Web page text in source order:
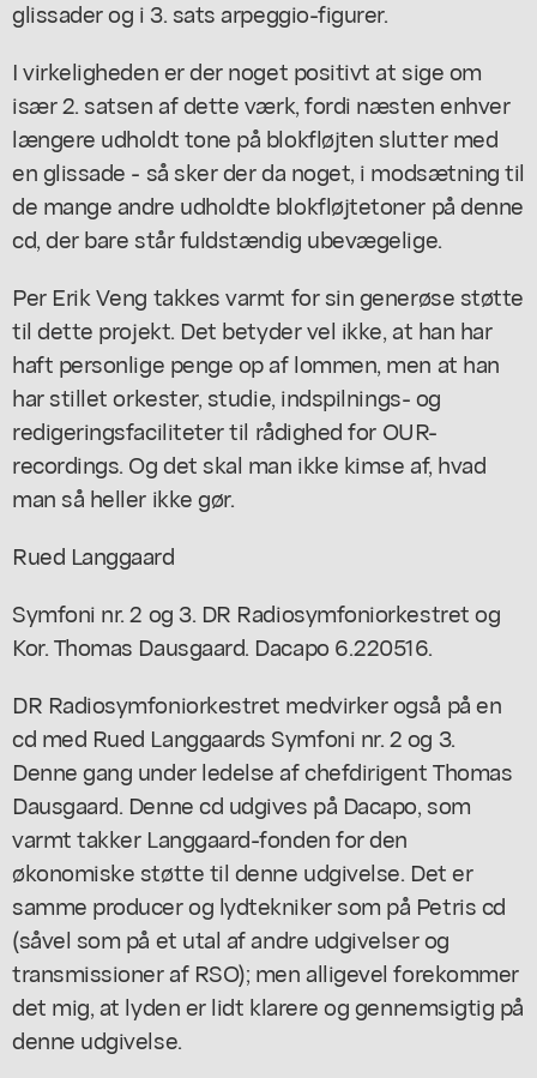
glissader og i 3. sats arpeggio-figurer.
I virkeligheden er der noget positivt at sige om
især 2. satsen af dette værk, fordi næsten enhver
længere udholdt tone på blokfløjten slutter med
en glissade - så sker der da noget, i modsætning til
de mange andre udholdte blokfløjtetoner på denne
cd, der bare står fuldstændig ubevægelige.
Per Erik Veng takkes varmt for sin generøse støtte
til dette projekt. Det betyder vel ikke, at han har
haft personlige penge op af lommen, men at han
har stillet orkester, studie, indspilnings- og
redigeringsfaciliteter til rådighed for OUR-
recordings. Og det skal man ikke kimse af, hvad
man så heller ikke gør.
Rued Langgaard
Symfoni nr. 2 og 3. DR Radiosymfoniorkestret og
Kor. Thomas Dausgaard. Dacapo 6.220516.
DR Radiosymfoniorkestret medvirker også på en
cd med Rued Langgaards Symfoni nr. 2 og 3.
Denne gang under ledelse af chefdirigent Thomas
Dausgaard. Denne cd udgives på Dacapo, som
varmt takker Langgaard-fonden for den
økonomiske støtte til denne udgivelse. Det er
samme producer og lydtekniker som på Petris cd
(såvel som på et utal af andre udgivelser og
transmissioner af RSO); men alligevel forekommer
det mig, at lyden er lidt klarere og gennemsigtig på
denne udgivelse.